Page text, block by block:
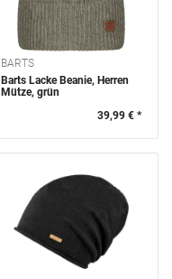
BARTS
Barts Lacke Beanie, Herren
Mütze, grün
39,99 € *